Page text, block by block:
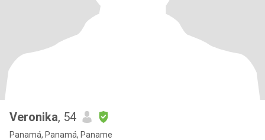
Veronika, 54
Panamá, Panamá, Paname